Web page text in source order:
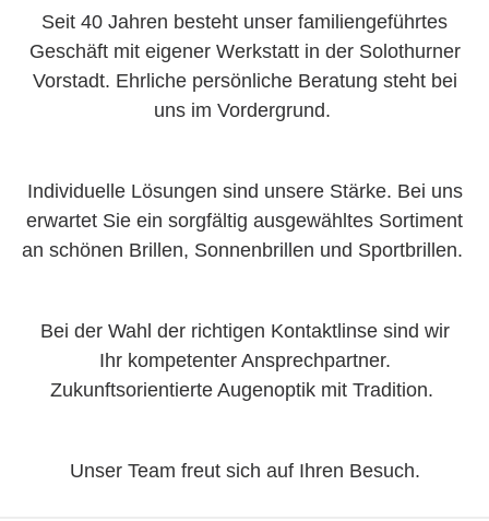
Seit 40 Jahren besteht unser familiengeführtes
Geschäft mit eigener Werkstatt in der Solothurner
Vorstadt. Ehrliche persönliche Beratung steht bei
uns im Vordergrund.
Individuelle Lösungen sind unsere Stärke. Bei uns
erwartet Sie ein sorgfältig ausgewähltes Sortiment
an schönen Brillen, Sonnenbrillen und Sportbrillen.
Bei der Wahl der richtigen Kontaktlinse sind wir
Ihr kompetenter Ansprechpartner.
Zukunftsorientierte Augenoptik mit Tradition.
Unser Team freut sich auf Ihren Besuch.